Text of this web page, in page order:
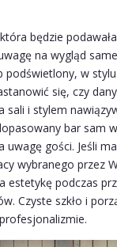
będzie
na wygląd
podświetlony, w
się, czy
sali i stylem
bar sam
uwagę gości. Jeśli
wybranego przez
estetykę podczas
Czyste szkło i